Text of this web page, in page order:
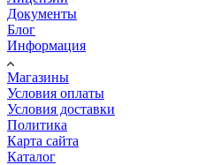
Документы
Блог
Информация
Магазины
Условия оплаты
Условия доставки
Политика
Карта сайта
Каталог